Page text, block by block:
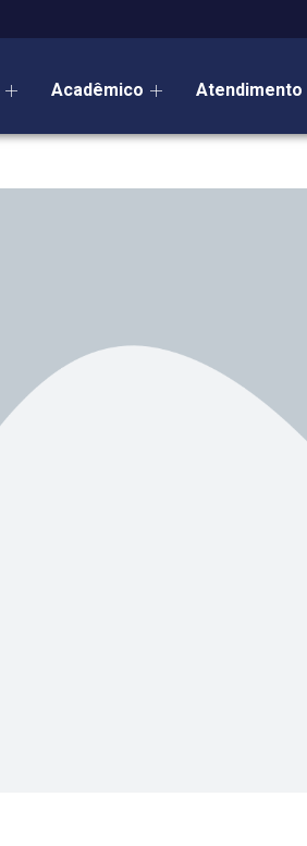
Acadêmico Atendimento